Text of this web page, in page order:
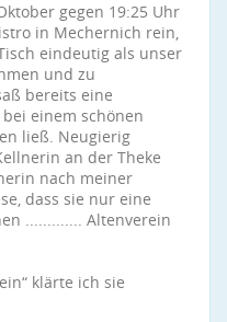
gegen 19:25 Uhr
in Mechernich rein,
eindeutig als unser
und zu
bereits eine
einem schönen
ließ. Neugierig
an der Theke
nach meiner
dass sie nur eine
............. Altenverein
klärte ich sie